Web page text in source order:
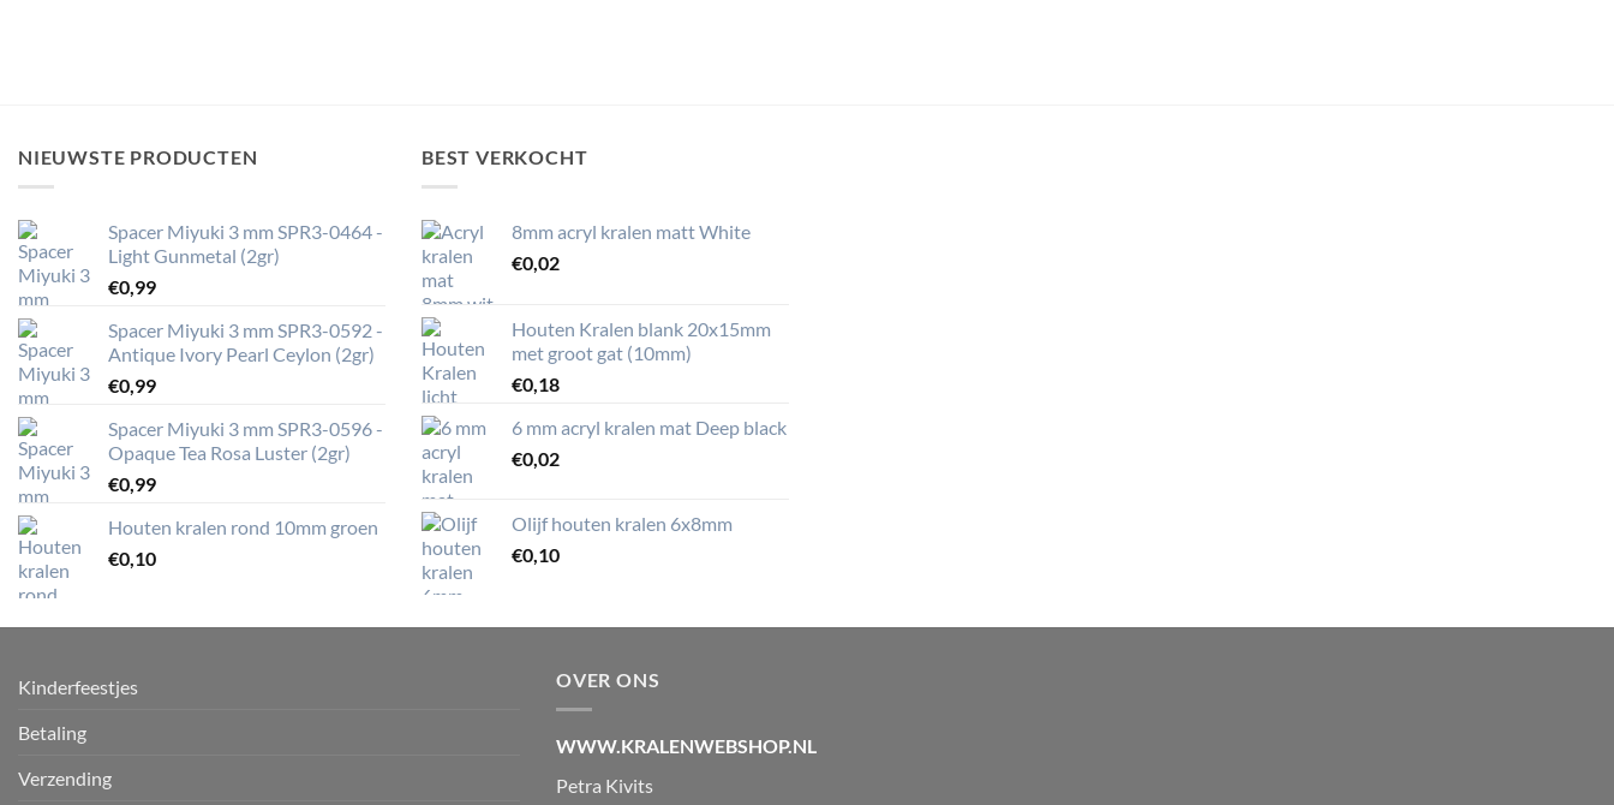
NIEUWSTE PRODUCTEN
Spacer Miyuki 3 mm SPR3-0464 -
Light Gunmetal (2gr)
€0,99
Spacer Miyuki 3 mm SPR3-0592 -
Antique Ivory Pearl Ceylon (2gr)
€0,99
Spacer Miyuki 3 mm SPR3-0596 -
Opaque Tea Rosa Luster (2gr)
€0,99
Houten kralen rond 10mm groen
€0,10
BEST VERKOCHT
8mm acryl kralen matt White
€0,02
Houten Kralen blank 20x15mm
met groot gat (10mm)
€0,18
6 mm acryl kralen mat Deep black
€0,02
Olijf houten kralen 6x8mm
€0,10
Kinderfeestjes
Betaling
Verzending
OVER ONS
WWW.KRALENWEBSHOP.NL
Petra Kivits